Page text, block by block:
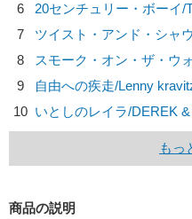
6
20センチュリー・ボーイ/
7
ツイスト・アンド・シャ
8
スモーク・オン・ザ・ウ
9
自由への疾走/Lenny
10 いとしのレイラ/DEREK
もっ
商品の説明